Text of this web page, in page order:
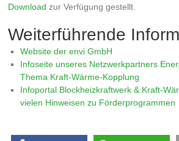
Download zur Verfügung gestellt.
Weiterführende
Website der envi GmbH
Infoseite unseres Netzwerkpartners
Thema Kraft-Wärme-Kopplung
Infoportal Blockheizkraftwerk & Kraft-
vielen Hinweisen zu Förderprogrammen